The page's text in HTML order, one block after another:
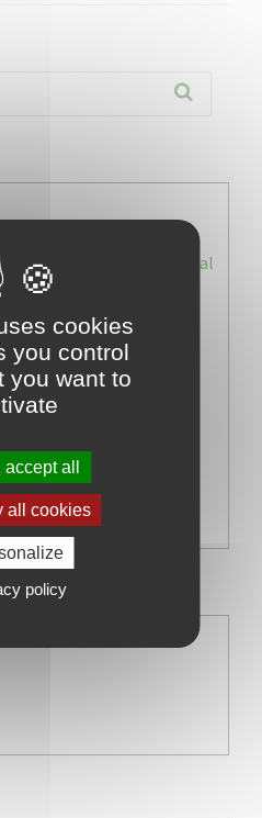
Modification du Plan Local
du Plan Local
du Vauclin.
de contrôle
du Bureau de Vote n°2
Électorale
cookies
you control
you want to
all
all cookies
policy